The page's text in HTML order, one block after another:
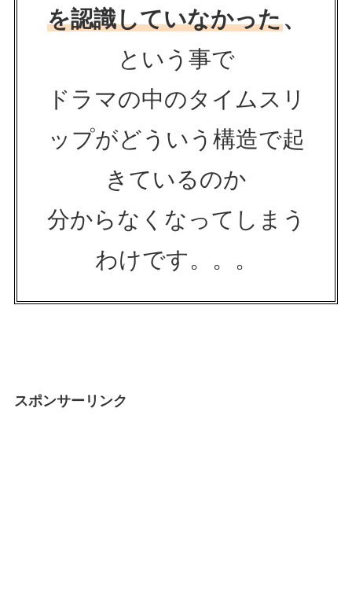
を認識していなかった、
という事で
ドラマの中のタイムスリ
ップがどういう構造で起
きているのか
分からなくなってしまう
わけです。。。
スポンサーリンク